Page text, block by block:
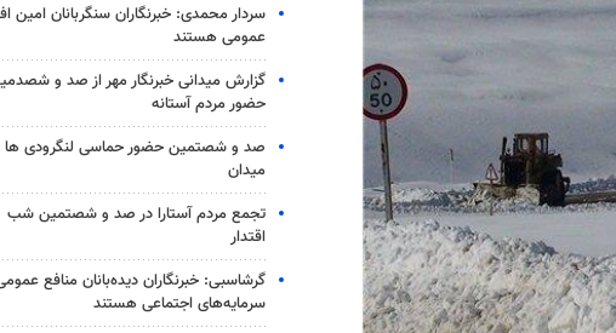
سردار محمدی: خبرنگاران سنگربانان امین
عمومی هستند
گزارش میدانی خبرنگار مهر از صد و
حضور مردم آستانه
صد و شصتمین حضور حماسی لنگرودی ها
میدان
تجمع مردم آستارا در صد و شصتمین شب
اقتدار
گرشاسبی: خبرنگاران دیده‌بانان منافع
سرمایه‌های اجتماعی هستند